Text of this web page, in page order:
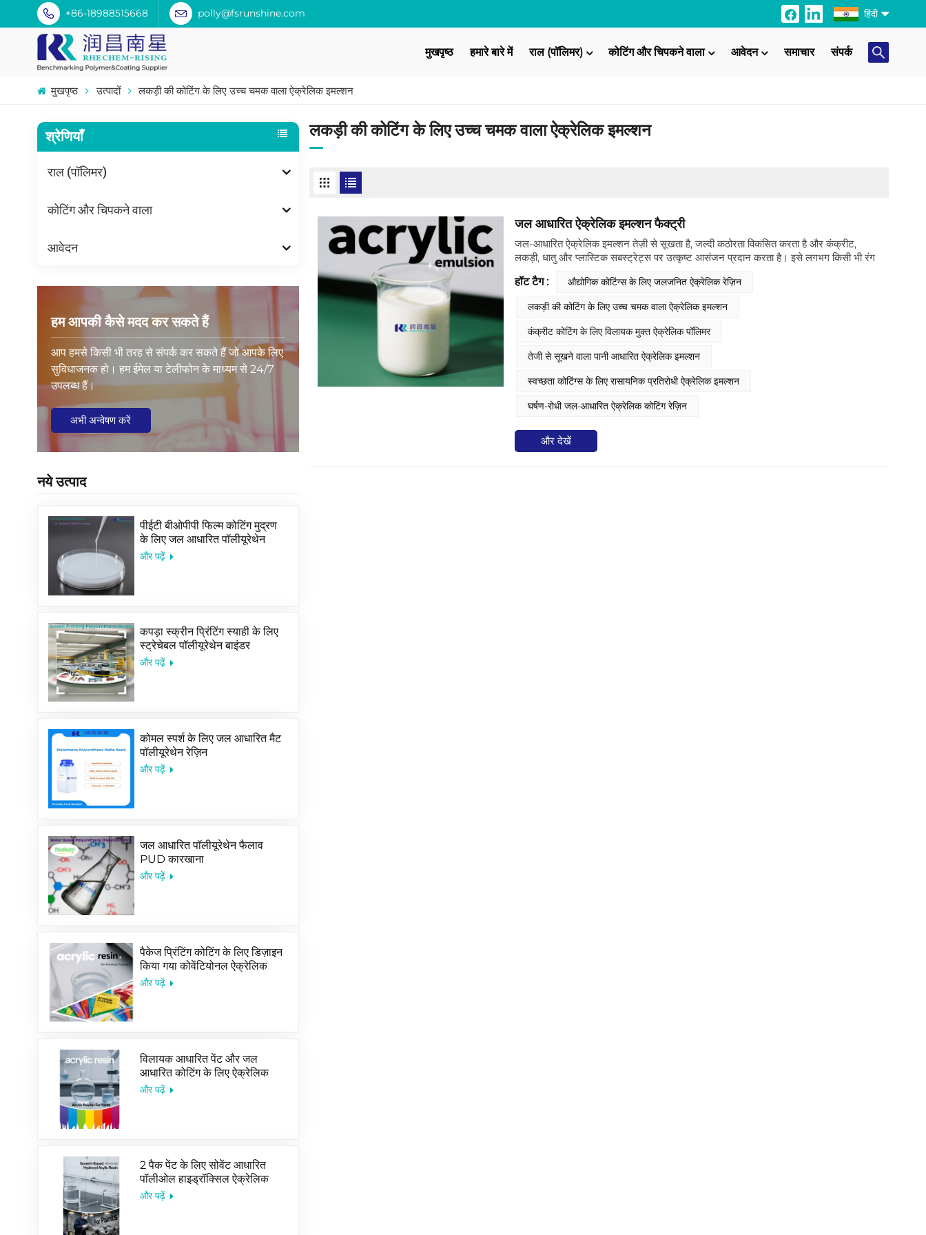
+86-18988515668 polly@fsrunshine.com हिंदी
日本語
मुखपृष्ठ हमारे बारे में राल (पॉलिमर) कोटिंग और चिपकने वाला आवेदन समाचार संपर्क
मुखपृष्ठ उत्पादों लकड़ी की कोटिंग के लिए उच्च चमक वाला ऐक्रेलिक इमल्शन
श्रेणियाँ
राल (पॉलिमर)
कोटिंग और चिपकने वाला
आवेदन
हम आपकी कैसे मदद कर सकते हैं
आप हमसे किसी भी तरह से संपर्क कर सकते हैं जो आपके लिए
सुविधाजनक हो। हम ईमेल या टेलीफोन के माध्यम से 24/7
उपलब्ध हैं।
अभी अन्वेषण करें
नये उत्पाद
पीईटी बीओपीपी फिल्म कोटिंग मुद्रण
के लिए जल आधारित पॉलीयूरेथेन
बाइंडर
और पढ़ें
कपड़ा स्क्रीन प्रिंटिंग स्याही के लिए
स्ट्रेचेबल पॉलीयूरेथेन बाइंडर
और पढ़ें
कोमल स्पर्श के लिए जल आधारित मैट
पॉलीयूरेथेन रेज़िन
और पढ़ें
जल आधारित पॉलीयूरेथेन फैलाव
PUD कारखाना
और पढ़ें
पैकेज प्रिंटिंग कोटिंग के लिए डिज़ाइन
किया गया कोवेंटियोनल ऐक्रेलिक
कोपोलिमर इमल्शन
और पढ़ें
विलायक आधारित पेंट और जल
आधारित कोटिंग के लिए ऐक्रेलिक
रेज़िन की अच्छी बिक्री
और पढ़ें
2 पैक पेंट के लिए सोवेंट आधारित
पॉलीओल हाइड्रॉक्सिल ऐक्रेलिक
रेज़िन
और पढ़ें
लकड़ी की कोटिंग के लिए उच्च चमक वाला ऐक्रेलिक इमल्शन
जल आधारित ऐक्रेलिक इमल्शन फैक्ट्री
जल-आधारित ऐक्रेलिक इमल्शन तेज़ी से सूखता है, जल्दी कठोरता विकसित करता है और कंक्रीट,
लकड़ी, धातु और प्लास्टिक सबस्ट्रेट्स पर उत्कृष्ट आसंजन प्रदान करता है। इसे लगभग किसी भी रंग
के साथ स्प्रे, रोल या ब्रश से लगाया जा सकता है। जब जल-आधारित एक्रिलेट रेज़िन को स्वच्छता
कोटिंग्स में तैयार किया जाता है, तो यह एकल-पैक सुविधा, कम गंध और सामान्य सैनिटाइज़र और
पेरोक्साइड क्लीनर के लिए उत्कृष्ट रासायनिक प्रतिरोध प्रदान करता है।
हॉट टैग :
औद्योगिक कोटिंग्स के लिए जलजनित ऐक्रेलिक रेज़िन
लकड़ी की कोटिंग के लिए उच्च चमक वाला ऐक्रेलिक इमल्शन
कंक्रीट कोटिंग के लिए विलायक मुक्त ऐक्रेलिक पॉलिमर
तेजी से सूखने वाला पानी आधारित ऐक्रेलिक इमल्शन
स्वच्छता कोटिंग्स के लिए रासायनिक प्रतिरोधी ऐक्रेलिक इमल्शन
घर्षण-रोधी जल-आधारित ऐक्रेलिक कोटिंग रेज़िन
और देखें